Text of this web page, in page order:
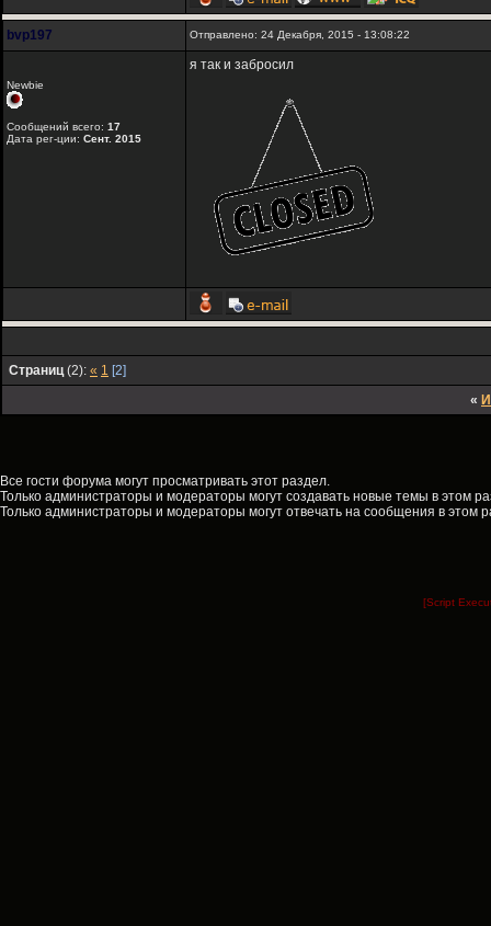
bvp197 Отправлено: 24 Декабря, 2015 - 13:08:22
Newbie
Сообщений всего: 17
Дата рег-ции: Сент. 2015
я так и забросил
Страниц(2): « 1 [2]
«
Все гости форума могут просматривать этот раздел.
Только администраторы и модераторы могут создавать новые темы в этом
Только администраторы и модераторы могут отвечать на сообщения в этом
[Script